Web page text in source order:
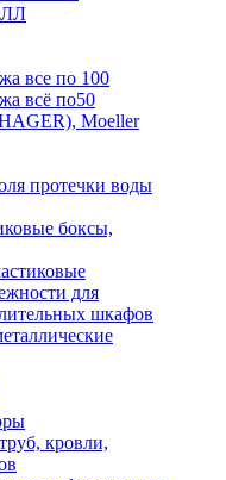
все по 100
всё по50
Moeller
протечки воды
боксы,
для
шкафов
кровли,